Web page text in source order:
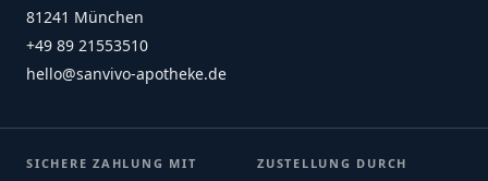
81241 München
+49 89 21553510
hello@sanvivo-apotheke.de
SICHERE ZAHLUNG MIT ZUSTELLUNG DURCH